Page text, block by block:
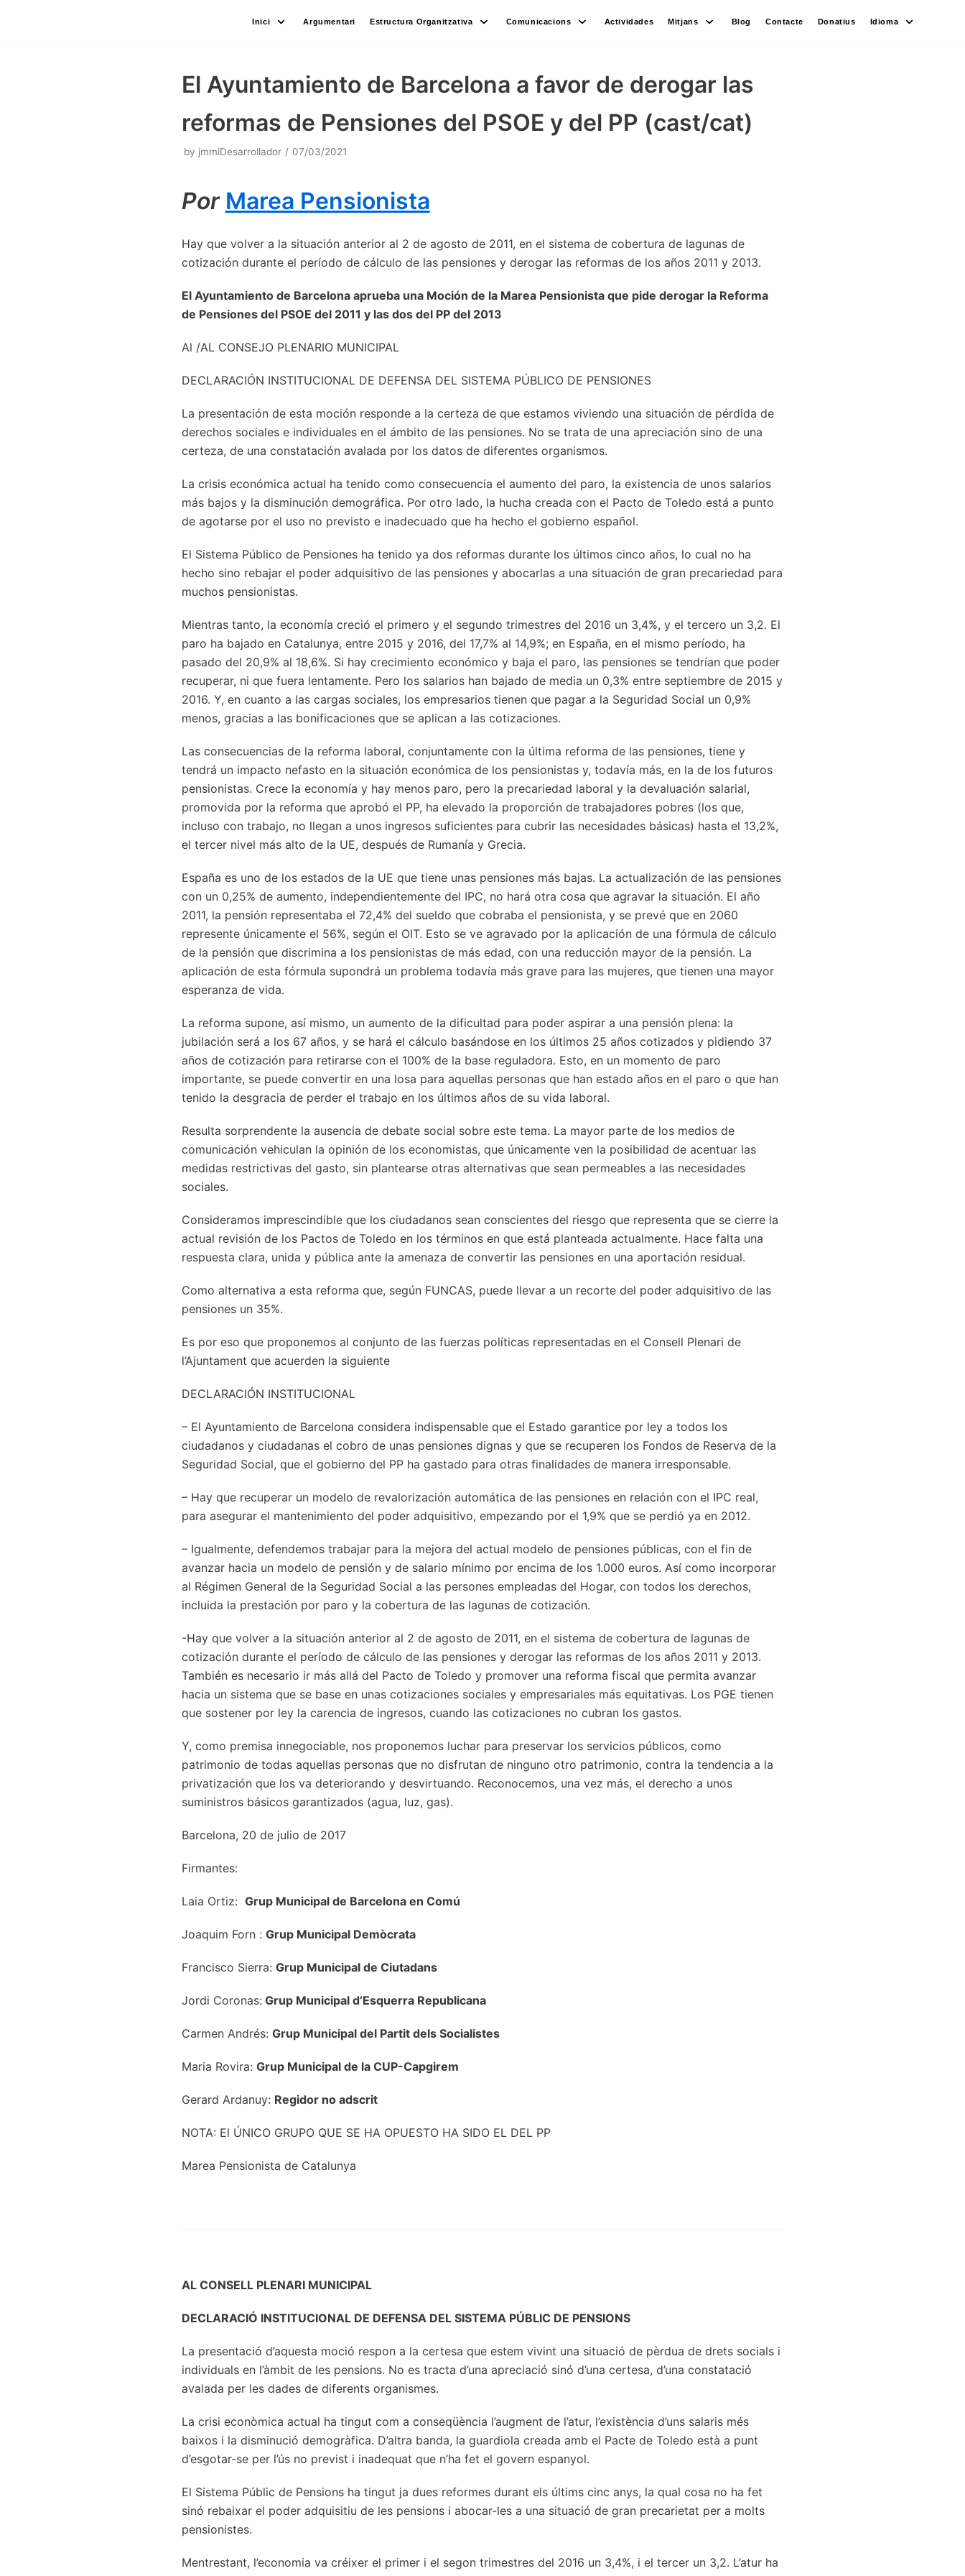
Inici Argumentari Estructura Organitzativa Comunicacions Actividades Mitjans Blog Contacte Donatius Idioma
El Ayuntamiento de Barcelona a favor de derogar las
reformas de Pensiones del PSOE y del PP (cast/cat)
by jmmiDesarrollador 07/03/2021
Por Marea Pensionista
Hay que volver a la situación anterior al 2 de agosto de 2011, en el sistema de cobertura de lagunas de
cotización durante el período de cálculo de las pensiones y derogar las reformas de los años 2011 y 2013.
El Ayuntamiento de Barcelona aprueba una Moción de la Marea Pensionista que pide derogar la Reforma
de Pensiones del PSOE del 2011 y las dos del PP del 2013
Al /AL CONSEJO PLENARIO MUNICIPAL
DECLARACIÓN INSTITUCIONAL DE DEFENSA DEL SISTEMA PÚBLICO DE PENSIONES
La presentación de esta moción responde a la certeza de que estamos viviendo una situación de pérdida de
derechos sociales e individuales en el ámbito de las pensiones. No se trata de una apreciación sino de una
certeza, de una constatación avalada por los datos de diferentes organismos.
La crisis económica actual ha tenido como consecuencia el aumento del paro, la existencia de unos salarios
más bajos y la disminución demográfica. Por otro lado, la hucha creada con el Pacto de Toledo está a punto
de agotarse por el uso no previsto e inadecuado que ha hecho el gobierno español.
El Sistema Público de Pensiones ha tenido ya dos reformas durante los últimos cinco años, lo cual no ha
hecho sino rebajar el poder adquisitivo de las pensiones y abocarlas a una situación de gran precariedad para
muchos pensionistas.
Mientras tanto, la economía creció el primero y el segundo trimestres del 2016 un 3,4%, y el tercero un 3,2. El
paro ha bajado en Catalunya, entre 2015 y 2016, del 17,7% al 14,9%; en España, en el mismo período, ha
pasado del 20,9% al 18,6%. Si hay crecimiento económico y baja el paro, las pensiones se tendrían que poder
recuperar, ni que fuera lentamente. Pero los salarios han bajado de media un 0,3% entre septiembre de 2015 y
2016. Y, en cuanto a las cargas sociales, los empresarios tienen que pagar a la Seguridad Social un 0,9%
menos, gracias a las bonificaciones que se aplican a las cotizaciones.
Las consecuencias de la reforma laboral, conjuntamente con la última reforma de las pensiones, tiene y
tendrá un impacto nefasto en la situación económica de los pensionistas y, todavía más, en la de los futuros
pensionistas. Crece la economía y hay menos paro, pero la precariedad laboral y la devaluación salarial,
promovida por la reforma que aprobó el PP, ha elevado la proporción de trabajadores pobres (los que,
incluso con trabajo, no llegan a unos ingresos suficientes para cubrir las necesidades básicas) hasta el 13,2%,
el tercer nivel más alto de la UE, después de Rumanía y Grecia.
España es uno de los estados de la UE que tiene unas pensiones más bajas. La actualización de las pensiones
con un 0,25% de aumento, independientemente del IPC, no hará otra cosa que agravar la situación. El año
2011, la pensión representaba el 72,4% del sueldo que cobraba el pensionista, y se prevé que en 2060
represente únicamente el 56%, según el OIT. Esto se ve agravado por la aplicación de una fórmula de cálculo
de la pensión que discrimina a los pensionistas de más edad, con una reducción mayor de la pensión. La
aplicación de esta fórmula supondrá un problema todavía más grave para las mujeres, que tienen una mayor
esperanza de vida.
La reforma supone, así mismo, un aumento de la dificultad para poder aspirar a una pensión plena: la
jubilación será a los 67 años, y se hará el cálculo basándose en los últimos 25 años cotizados y pidiendo 37
años de cotización para retirarse con el 100% de la base reguladora. Esto, en un momento de paro
importante, se puede convertir en una losa para aquellas personas que han estado años en el paro o que han
tenido la desgracia de perder el trabajo en los últimos años de su vida laboral.
Resulta sorprendente la ausencia de debate social sobre este tema. La mayor parte de los medios de
comunicación vehiculan la opinión de los economistas, que únicamente ven la posibilidad de acentuar las
medidas restrictivas del gasto, sin plantearse otras alternativas que sean permeables a las necesidades
sociales.
Consideramos imprescindible que los ciudadanos sean conscientes del riesgo que representa que se cierre la
actual revisión de los Pactos de Toledo en los términos en que está planteada actualmente. Hace falta una
respuesta clara, unida y pública ante la amenaza de convertir las pensiones en una aportación residual.
Como alternativa a esta reforma que, según FUNCAS, puede llevar a un recorte del poder adquisitivo de las
pensiones un 35%.
Es por eso que proponemos al conjunto de las fuerzas políticas representadas en el Consell Plenari de
l’Ajuntament que acuerden la siguiente
DECLARACIÓN INSTITUCIONAL
– El Ayuntamiento de Barcelona considera indispensable que el Estado garantice por ley a todos los
ciudadanos y ciudadanas el cobro de unas pensiones dignas y que se recuperen los Fondos de Reserva de la
Seguridad Social, que el gobierno del PP ha gastado para otras finalidades de manera irresponsable.
– Hay que recuperar un modelo de revalorización automática de las pensiones en relación con el IPC real,
para asegurar el mantenimiento del poder adquisitivo, empezando por el 1,9% que se perdió ya en 2012.
– Igualmente, defendemos trabajar para la mejora del actual modelo de pensiones públicas, con el fin de
avanzar hacia un modelo de pensión y de salario mínimo por encima de los 1.000 euros. Así como incorporar
al Régimen General de la Seguridad Social a las persones empleadas del Hogar, con todos los derechos,
incluida la prestación por paro y la cobertura de las lagunas de cotización.
-Hay que volver a la situación anterior al 2 de agosto de 2011, en el sistema de cobertura de lagunas de
cotización durante el período de cálculo de las pensiones y derogar las reformas de los años 2011 y 2013.
También es necesario ir más allá del Pacto de Toledo y promover una reforma fiscal que permita avanzar
hacia un sistema que se base en unas cotizaciones sociales y empresariales más equitativas. Los PGE tienen
que sostener por ley la carencia de ingresos, cuando las cotizaciones no cubran los gastos.
Y, como premisa innegociable, nos proponemos luchar para preservar los servicios públicos, como
patrimonio de todas aquellas personas que no disfrutan de ninguno otro patrimonio, contra la tendencia a la
privatización que los va deteriorando y desvirtuando. Reconocemos, una vez más, el derecho a unos
suministros básicos garantizados (agua, luz, gas).
Barcelona, 20 de julio de 2017
Firmantes:
Laia Ortiz: Grup Municipal de Barcelona en Comú
Joaquim Forn : Grup Municipal Demòcrata
Francisco Sierra: Grup Municipal de Ciutadans
Jordi Coronas: Grup Municipal d’Esquerra Republicana
Carmen Andrés: Grup Municipal del Partit dels Socialistes
Maria Rovira: Grup Municipal de la CUP-Capgirem
Gerard Ardanuy: Regidor no adscrit
NOTA: El ÚNICO GRUPO QUE SE HA OPUESTO HA SIDO EL DEL PP
Marea Pensionista de Catalunya
AL CONSELL PLENARI MUNICIPAL
DECLARACIÓ INSTITUCIONAL DE DEFENSA DEL SISTEMA PÚBLIC DE PENSIONS
La presentació d’aquesta moció respon a la certesa que estem vivint una situació de pèrdua de drets socials i
individuals en l’àmbit de les pensions. No es tracta d’una apreciació sinó d’una certesa, d’una constatació
avalada per les dades de diferents organismes.
La crisi econòmica actual ha tingut com a conseqüència l’augment de l’atur, l’existència d’uns salaris més
baixos i la disminució demogràfica. D’altra banda, la guardiola creada amb el Pacte de Toledo està a punt
d’esgotar-se per l’ús no previst i inadequat que n’ha fet el govern espanyol.
El Sistema Públic de Pensions ha tingut ja dues reformes durant els últims cinc anys, la qual cosa no ha fet
sinó rebaixar el poder adquisitiu de les pensions i abocar-les a una situació de gran precarietat per a molts
pensionistes.
Mentrestant, l’economia va créixer el primer i el segon trimestres del 2016 un 3,4%, i el tercer un 3,2. L’atur ha